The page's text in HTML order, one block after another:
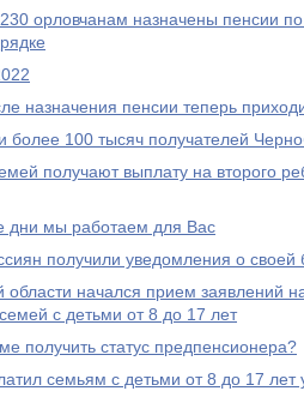
орловчанам назначены пенсии
назначения пенсии теперь
более 100 тысяч получателей
получают выплату на второго
дни мы работаем для Вас
получили уведомления о
начался прием заявлений
с детьми от 8 до 17 лет
получить статус предпенсионера?
семьям с детьми от 8 до 17